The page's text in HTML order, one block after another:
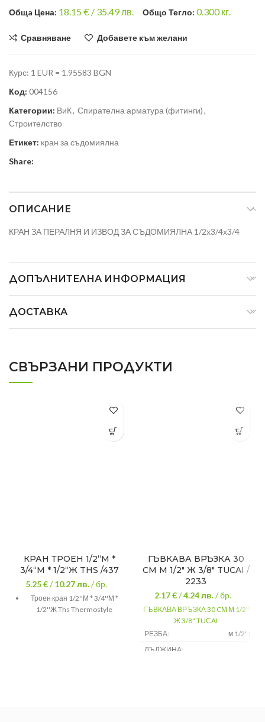
Общa Цена: 18.15€ / 35.49 лв. Общо Тегло: 0.300кг.
Сравняване Добавете към желани
Курс: 1 EUR = 1.95583 BGN
Код: 004156
Категории: ВиК, Спирателна арматура (фитинги),
Строителство
Етикет: кран за съдомиялна
Share:
ОПИСАНИЕ
КРАН ЗА ПЕРАЛНЯ И ИЗВОД ЗА СЪДОМИЯЛНА 1/2х3/4х3/4
ДОПЪЛНИТЕЛНА ИНФОРМАЦИЯ
ДОСТАВКА
СВЪРЗАНИ ПРОДУКТИ
КРАН ТРОЕН 1/2“М *
3/4“М * 1/2“Ж THS /437
5.25 €/10.27лв./ бр.
Троен кран 1/2''М * 3/4''М *
1/2''Ж Ths Thermostyle
ГЪВКАВА ВРЪЗКА 30
CМ М 1/2″ Ж 3/8″ TUСAI /
2233
2.17 €/4.24лв./ бр.
ГЪВКАВА ВРЪЗКА 30 CМ М 1/2"
Ж 3/8" TUСAI
РЕЗБА:
м 1/2" ж 3/
ДЪЛЖИНА: